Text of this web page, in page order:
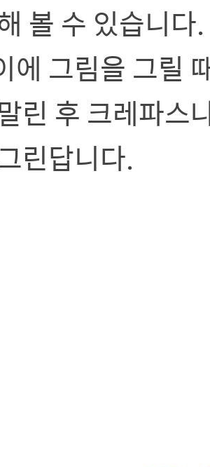
볼 수 있습니다.
에 그림을 그릴
린 후 크레파스
린답니다.